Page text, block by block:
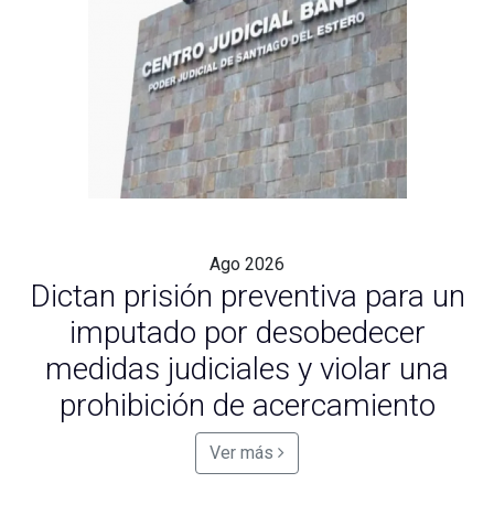
Ago 2026
Dictan prisión preventiva para un
imputado por desobedecer
medidas judiciales y violar una
prohibición de acercamiento
Ver más